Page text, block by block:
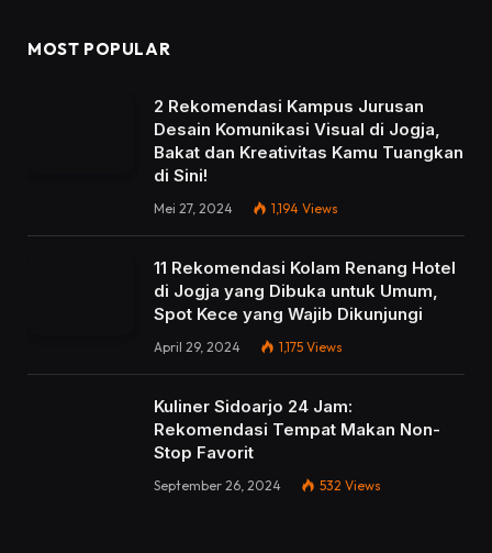
MOST POPULAR
2 Rekomendasi Kampus Jurusan
Desain Komunikasi Visual di Jogja,
Bakat dan Kreativitas Kamu Tuangkan
di Sini!
Mei 27, 2024 1,194 Views
11 Rekomendasi Kolam Renang Hotel
di Jogja yang Dibuka untuk Umum,
Spot Kece yang Wajib Dikunjungi
April 29, 2024 1,175 Views
Kuliner Sidoarjo 24 Jam:
Rekomendasi Tempat Makan Non-
Stop Favorit
September 26, 2024 532 Views